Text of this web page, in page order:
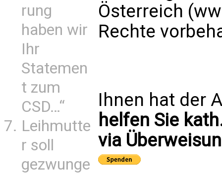
rung
haben wir
Ihr
Statemen
t zum
CSD…“
Leihmutte
r soll
gezwunge
Österreich
Rechte
Ihnen hat der
helfen Sie
via